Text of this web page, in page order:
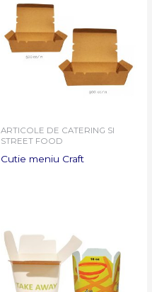
ARTICOLE DE CATERING SI
STREET FOOD
Cutie meniu Craft